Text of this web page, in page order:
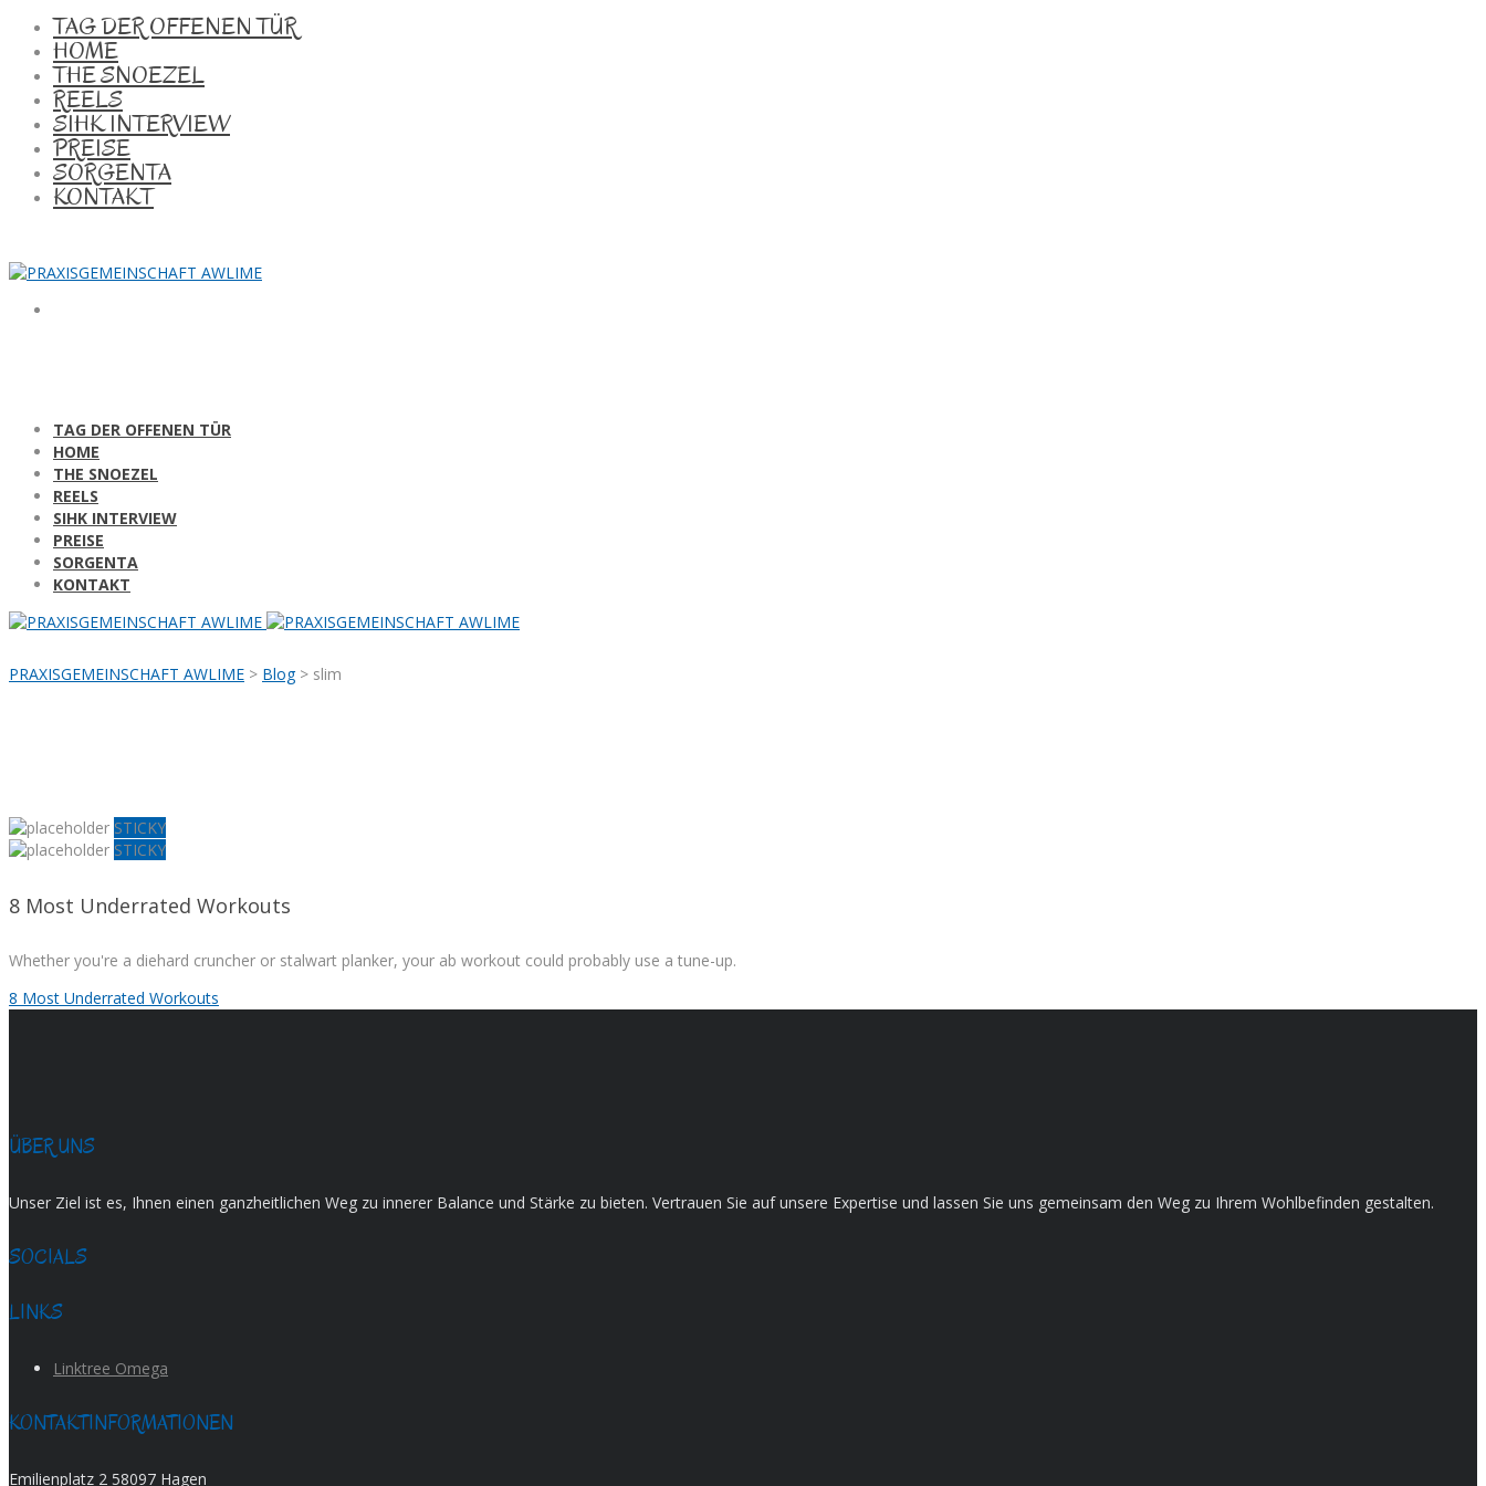
TAG DER OFFENEN TÜR
HOME
THE SNOEZEL
REELS
SIHK INTERVIEW
PREISE
SORGENTA
KONTAKT
TAG DER OFFENEN TÜR
HOME
THE SNOEZEL
REELS
SIHK INTERVIEW
PREISE
SORGENTA
KONTAKT
PRAXISGEMEINSCHAFT AWLIME > Blog> slim
STICKY
STICKY
8 Most Underrated Workouts
Whether you're a diehard cruncher or stalwart planker, your ab workout could probably use a tune-up.
8 Most Underrated Workouts
ÜBER UNS
Unser Ziel ist es, Ihnen einen ganzheitlichen Weg zu innerer Balance und Stärke zu bieten. Vertrauen Sie auf unsere Expertise und lassen Sie uns gemeinsam den Weg zu Ihrem Wohlbefinden gestalten.
SOCIALS
LINKS
Linktree Omega
KONTAKTINFORMATIONEN
Emilienplatz 2 58097 Hagen